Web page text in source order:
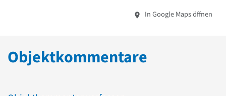
In Google Maps öffnen
Objektkommentare